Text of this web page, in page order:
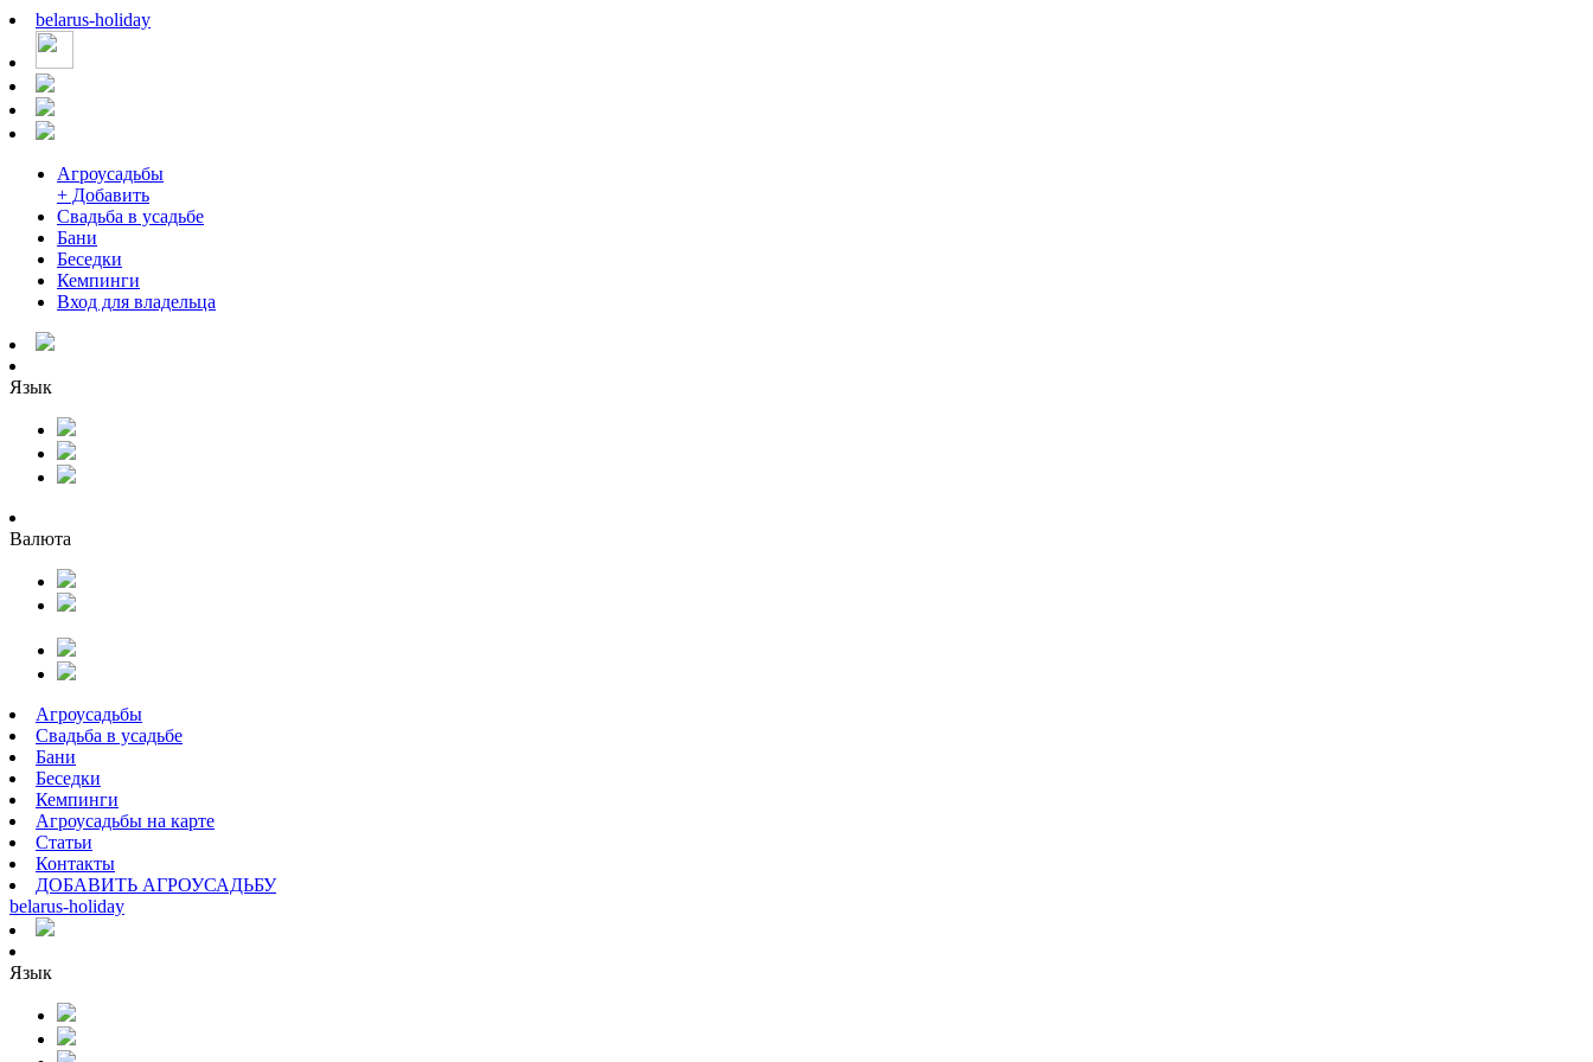
belarus-holiday
Агроусадьбы
+ Добавить
Свадьба в усадьбе
Бани
Беседки
Кемпинги
Вход для владельца
Язык
Валюта
Агроусадьбы
Свадьба в усадьбе
Бани
Беседки
Кемпинги
Агроусадьбы на карте
Статьи
Контакты
ДОБАВИТЬ АГРОУСАДЬБУ
belarus-holiday
Язык